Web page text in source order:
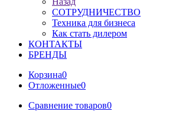
СОТРУДНИЧЕСТВО
Техника для бизнеса
Как стать дилером
КОНТАКТЫ
БРЕНДЫ
Корзина0
Отложенные0
Сравнение товаров0